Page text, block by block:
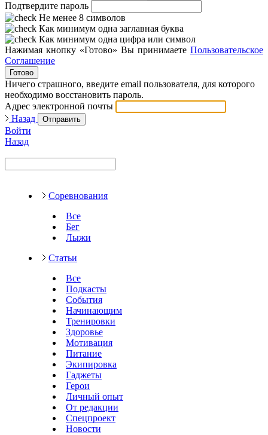
Подтвердите пароль
Не менее 8 символов
Как минимум одна заглавная буква
Как минимум одна цифра или символ
Нажимая кнопку «Готово» Вы принимаете Пользовательское
Соглашение
Готово
Ничего страшного, введите email пользователя, для которого
необходимо восстановить пароль.
Адрес электронной почты
Назад
Отправить
Войти
Назад
Соревнования
Все
Бег
Лыжи
Статьи
Все
Подкасты
События
Начинающим
Тренировки
Здоровье
Мотивация
Питание
Экипировка
Гаджеты
Герои
Личный опыт
От редакции
Спецпроект
Новости